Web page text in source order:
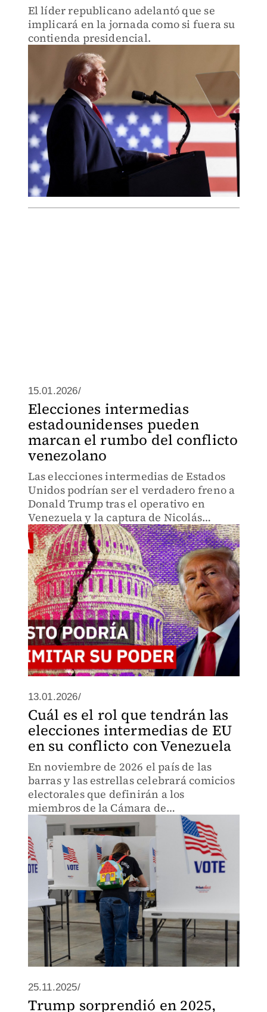
El líder republicano adelantó que se
implicará en la jornada como si fuera su
contienda presidencial.
15.01.2026/
Elecciones intermedias
estadounidenses pueden
marcan el rumbo del conflicto
venezolano
Las elecciones intermedias de Estados
Unidos podrían ser el verdadero freno a
Donald Trump tras el operativo en
Venezuela y la captura de Nicolás
Maduro.
13.01.2026/
Cuál es el rol que tendrán las
elecciones intermedias de EU
en su conflicto con Venezuela
En noviembre de 2026 el país de las
barras y las estrellas celebrará comicios
electorales que definirán a los
miembros de la Cámara de
Representantes y a un tercio de sus
senadores, un proceso cuyos resultados
podrían cambiar el panorama
geopolítico
25.11.2025/
Trump sorprendió en 2025,